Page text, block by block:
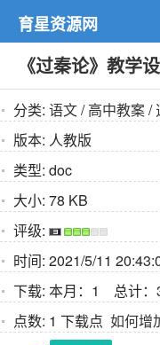
育星资源网
《过秦论》教学
分类: 语文/高中教案/
版本: 人教版
类型: doc
大小: 78 KB
评级:
时间: 2021/5/11
下载: 本月：1 总计：
点数: 1 下载点 如何增